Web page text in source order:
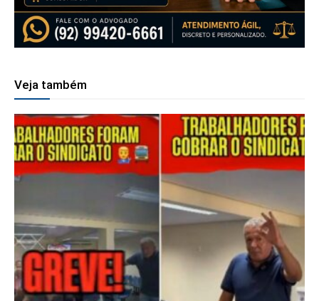
Veja também